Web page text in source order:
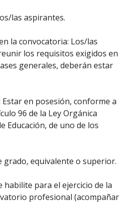
las aspirantes.
la convocatoria: Los/las
los requisitos exigidos en
generales, deberán estar
Estar en posesión, conforme a
96 de la Ley Orgánica
Educación, de uno de los
grado, equivalente o superior.
habilite para el ejercicio de la
profesional (acompañar